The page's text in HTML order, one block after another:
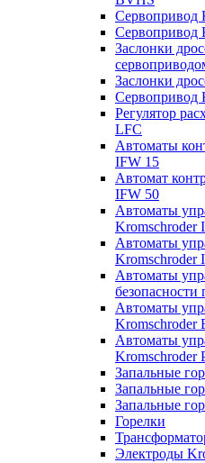
Сервопривод
Сервопривод
Заслонки
Заслонки
Cервопривод
Регулятор
LFC
Автоматы
IFW 15
Автомат
IFW 50
Автоматы
Kromschroder
Автоматы
Kromschroder
Автоматы
Автоматы
Kromschroder
Автоматы
Kromschroder
Запальные
Запальные
Запальные
Горелки
Электроды